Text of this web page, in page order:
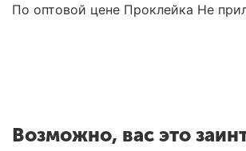
По оптовой цене Проклейка Не
Возможно, вас это